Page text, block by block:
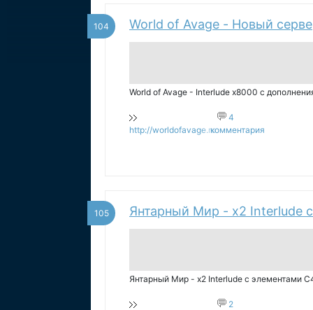
104 World of Avage - Новый
World of Avage - Interlude x8000 с
http://worldofavage.ru
4
комментария
105 Янтарный Мир - x2 Interlude
Янтарный Мир - x2 Interlude с элементами
2